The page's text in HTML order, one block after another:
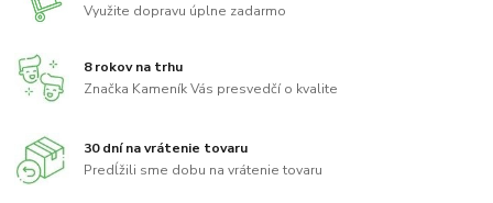
Využite dopravu úplne zadarmo
8 rokov na trhu
Značka Kameník Vás presvedčí o kvalite
30 dní na vrátenie tovaru
Predĺžili sme dobu na vrátenie tovaru